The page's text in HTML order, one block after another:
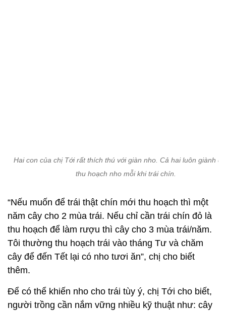
Hai con của chị Tới rất thích thú với giàn nho. Cả hai luôn giành
thu hoạch nho mỗi khi trái chín.
“Nếu muốn để trái thật chín mới thu hoạch thì một
năm cây cho 2 mùa trái. Nếu chỉ cần trái chín đỏ là
thu hoạch để làm rượu thì cây cho 3 mùa trái/năm.
Tôi thường thu hoạch trái vào tháng Tư và chăm
cây để đến Tết lại có nho tươi ăn”, chị cho biết
thêm.
Để có thể khiến nho cho trái tùy ý, chị Tới cho biết,
người trồng cần nắm vững nhiều kỹ thuật như: cây